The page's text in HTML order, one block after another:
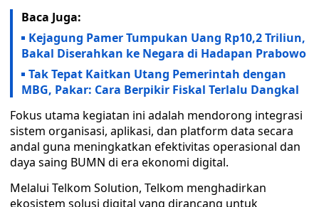
Baca Juga:
Kejagung Pamer Tumpukan Uang Rp10,2 Triliun,
Bakal Diserahkan ke Negara di Hadapan Prabowo
Tak Tepat Kaitkan Utang Pemerintah dengan
MBG, Pakar: Cara Berpikir Fiskal Terlalu Dangkal
Fokus utama kegiatan ini adalah mendorong integrasi
sistem organisasi, aplikasi, dan platform data secara
andal guna meningkatkan efektivitas operasional dan
daya saing BUMN di era ekonomi digital.
Melalui Telkom Solution, Telkom menghadirkan
ekosistem solusi digital yang dirancang untuk